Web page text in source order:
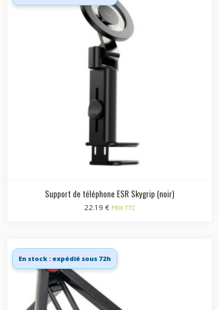
Support de téléphone ESR Skygrip (noir)
22.19 € PRIX TTC
En stock : expédié sous 72h